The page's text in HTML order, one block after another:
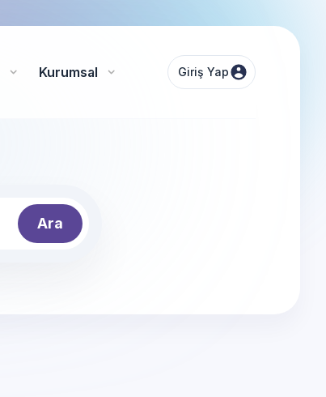
Kurumsal Giriş Yap
Ara